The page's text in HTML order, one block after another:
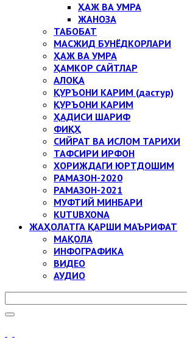
ҲАЖ ВА УМРА
ЖАНОЗА
ТАБОБАТ
МАСЖИД БУНЁДКОРЛАРИ
ҲАЖ ВА УМРА
ҲАМКОР САЙТЛАР
АЛОҚА
ҚУРЪОНИ КАРИМ (дастур)
ҚУРЪОНИ КАРИМ
ҲАДИСИ ШАРИФ
ФИҚҲ
СИЙРАТ ВА ИСЛОМ ТАРИХИ
ТАФСИРИ ИРФОН
ХОРИЖДАГИ ЮРТДОШИМ
РАМАЗОН-2020
РАМАЗОН-2021
МУФТИЙ МИНБАРИ
KUTUBXONA
ЖАҲОЛАТГА ҚАРШИ МАЪРИФАТ
МАҚОЛА
ИНФОГРАФИКА
ВИДЕО
АУДИО